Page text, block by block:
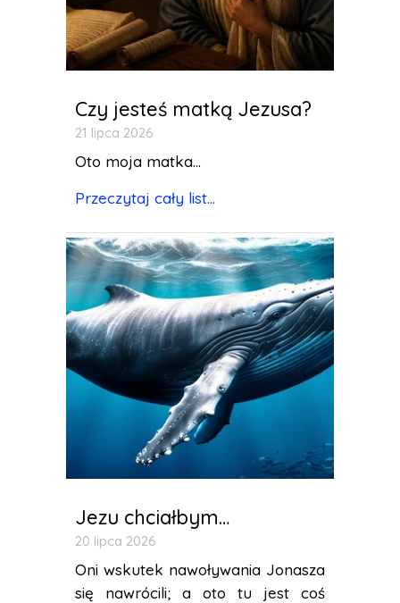
Czy jesteś matką Jezusa?
21 lipca 2026
Oto moja matka...
Przeczytaj cały list...
Jezu chciałbym…
20 lipca 2026
Oni wskutek nawoływania Jonasza
się nawrócili; a oto tu jest coś